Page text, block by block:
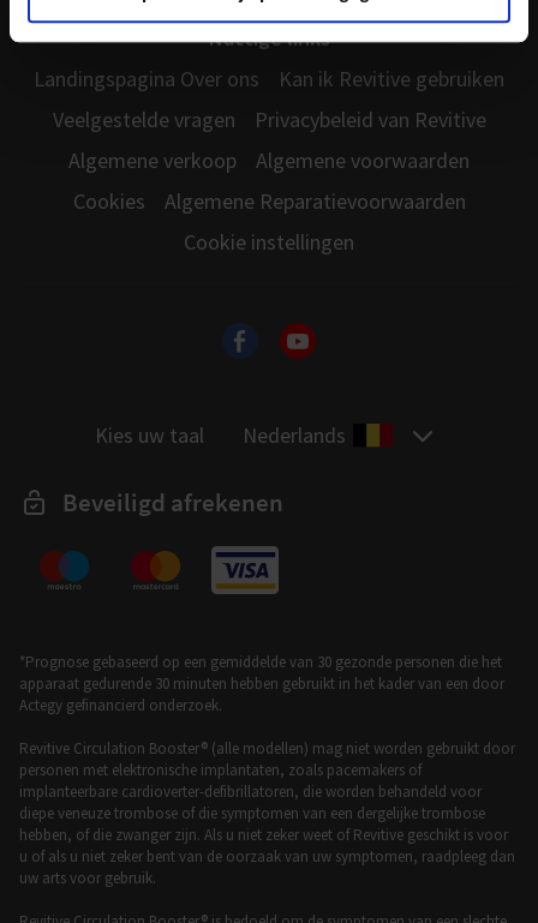
Nuttige links
Landingspagina Over ons
Kan ik Revitive gebruiken
Veelgestelde vragen
Privacybeleid van Revitive
Algemene verkoop
Algemene voorwaarden
Cookies
Algemene Reparatievoorwaarden
Cookie instellingen
Kies uw taal Nederlands
Beveiligd afrekenen
*Prognose gebaseerd op een gemiddelde van 30 gezonde personen die het
apparaat gedurende 30 minuten hebben gebruikt in het kader van een door
Actegy gefinancierd onderzoek.
Revitive Circulation Booster® (alle modellen) mag niet worden gebruikt door
personen met elektronische implantaten, zoals pacemakers of
implanteerbare cardioverter-defibrillatoren, die worden behandeld voor
diepe veneuze trombose of die symptomen van een dergelijke trombose
hebben, of die zwanger zijn. Als u niet zeker weet of Revitive geschikt is voor
u of als u niet zeker bent van de oorzaak van uw symptomen, raadpleeg dan
uw arts voor gebruik.